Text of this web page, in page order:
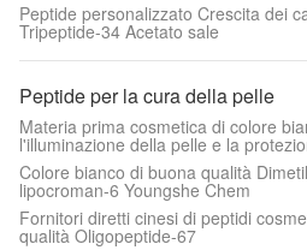
Peptide personalizzato Crescita dei
Tripeptide-34 Acetato sale
Peptide per la cura della pelle
Materia prima cosmetica di colore
l'illuminazione della pelle e la
Colore bianco di buona qualità
lipocroman-6 Youngshe Chem
Fornitori diretti cinesi di peptidi
qualità Oligopeptide-67